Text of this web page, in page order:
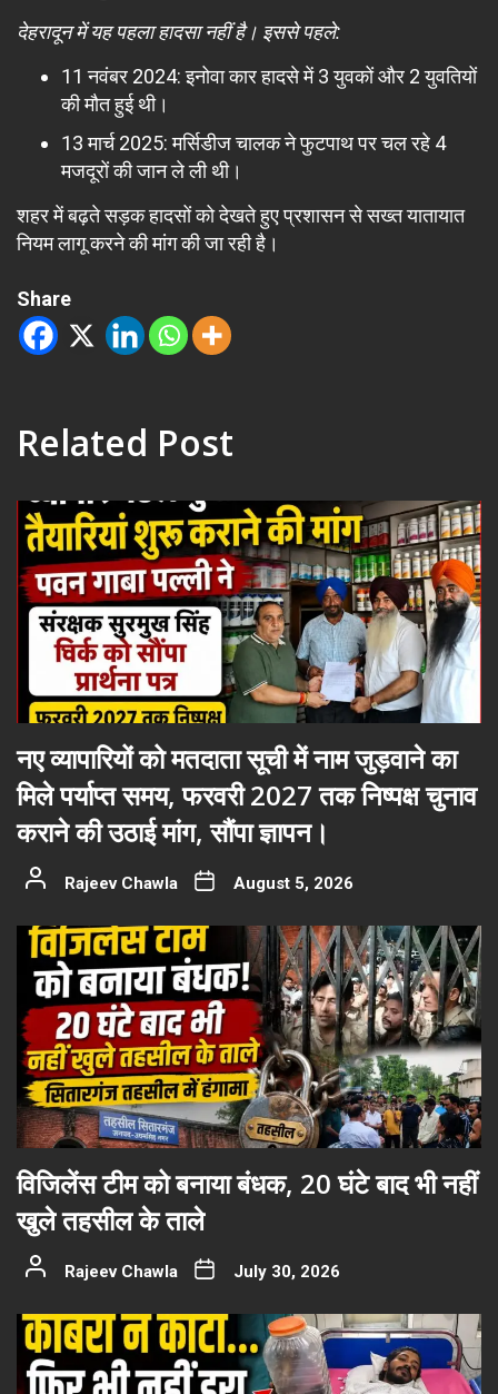
देहरादून में यह पहला हादसा नहीं है। इससे पहले:
11 नवंबर 2024: इनोवा कार हादसे में 3 युवकों और 2 युवतियों
की मौत हुई थी।
13 मार्च 2025: मर्सिडीज चालक ने फुटपाथ पर चल रहे 4
मजदूरों की जान ले ली थी।
शहर में बढ़ते सड़क हादसों को देखते हुए प्रशासन से सख्त यातायात
नियम लागू करने की मांग की जा रही है।
Share
Related Post
नए व्यापारियों को मतदाता सूची में नाम जुड़वाने का
मिले पर्याप्त समय, फरवरी 2027 तक निष्पक्ष चुनाव
कराने की उठाई मांग, सौंपा ज्ञापन।
Rajeev Chawla August 5, 2026
विजिलेंस टीम को बनाया बंधक, 20 घंटे बाद भी नहीं
खुले तहसील के ताले
Rajeev Chawla July 30, 2026